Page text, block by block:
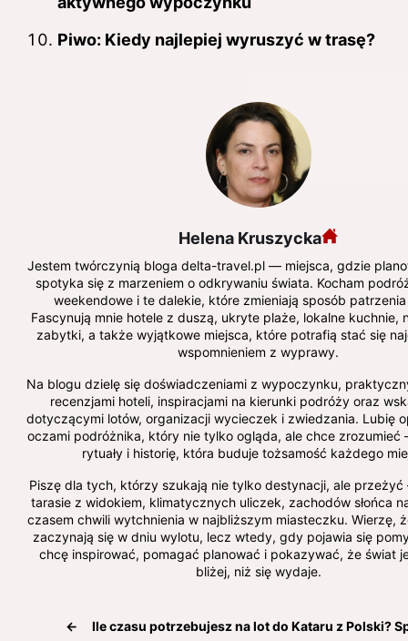
Piwo: Kiedy najlepiej wyruszyć w trasę?
Helena Kruszycka
Jestem twórczynią bloga delta-travel.pl — miejsca, gdzie
spotyka się z marzeniem o odkrywaniu świata. Kocham
weekendowe i te dalekie, które zmieniają sposób
Fascynują mnie hotele z duszą, ukryte plaże, lokalne kuchnie,
zabytki, a także wyjątkowe miejsca, które potrafią stać się
wspomnieniem z wyprawy.
Na blogu dzielę się doświadczeniami z wypoczynku,
recenzjami hoteli, inspiracjami na kierunki podróży oraz
dotyczącymi lotów, organizacji wycieczek i zwiedzania. Lubię
oczami podróżnika, który nie tylko ogląda, ale chce
rytuały i historię, która buduje tożsamość każdego
Piszę dla tych, którzy szukają nie tylko destynacji, ale
tarasie z widokiem, klimatycznych uliczek, zachodów słońca
czasem chwili wytchnienia w najbliższym miasteczku. Wierzę,
zaczynają się w dniu wylotu, lecz wtedy, gdy pojawia się
chcę inspirować, pomagać planować i pokazywać, że świat
bliżej, niż się wydaje.
←
Ile czasu potrzebujesz na lot do Kataru z Polski?